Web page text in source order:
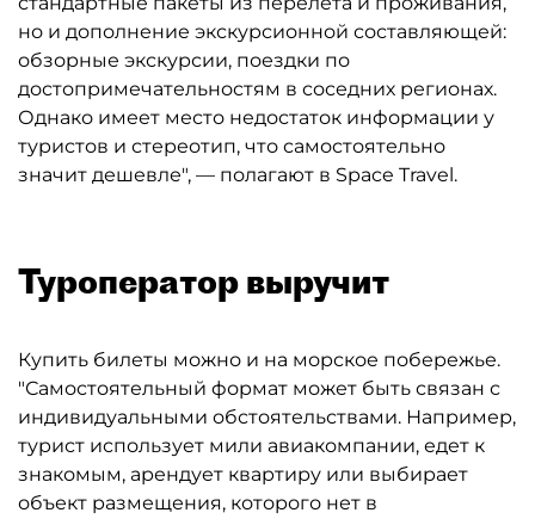
но и дополнение экскурсионной составляющей:
обзорные экскурсии, поездки по
достопримечательностям в соседних регионах.
Однако имеет место недостаток информации у
туристов и стереотип, что самостоятельно
значит дешевле", — полагают в Space Travel.
Туроператор выручит
Купить билеты можно и на морское побережье.
"Самостоятельный формат может быть связан с
индивидуальными обстоятельствами. Например,
турист использует мили авиакомпании, едет к
знакомым, арендует квартиру или выбирает
объект размещения, которого нет в